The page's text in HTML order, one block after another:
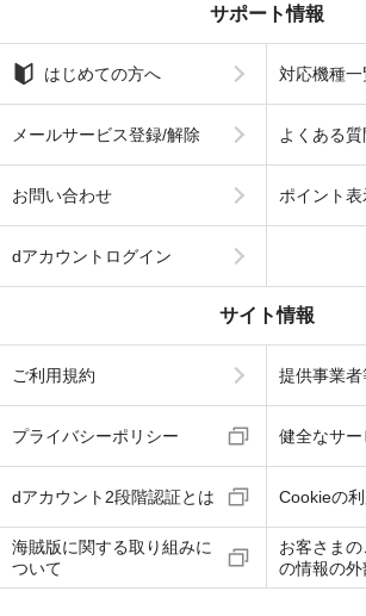
サポート情報
はじめての方へ 対応機種一
メールサービス登録/解除 よくある質
お問い合わせ ポイント表
dアカウントログイン
サイト情報
ご利用規約 提供事業
プライバシーポリシー 健全なサ
dアカウント2段階認証とは Cookieの
海賊版に関する取り組みに
ついて
お客さま
の情報の